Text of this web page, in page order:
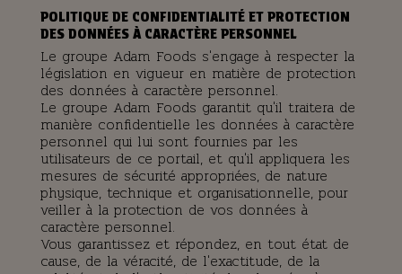
POLITIQUE DE CONFIDENTIALITÉ ET PROTECTION
DES DONNÉES À CARACTÈRE PERSONNEL
Le groupe Adam Foods s'engage à respecter la
législation en vigueur en matière de protection
des données à caractère personnel.
Le groupe Adam Foods garantit qu'il traitera de
manière confidentielle les données à caractère
personnel qui lui sont fournies par les
utilisateurs de ce portail, et qu'il appliquera les
mesures de sécurité appropriées, de nature
physique, technique et organisationnelle, pour
veiller à la protection de vos données à
caractère personnel.
Vous garantissez et répondez, en tout état de
cause, de la véracité, de l'exactitude, de la